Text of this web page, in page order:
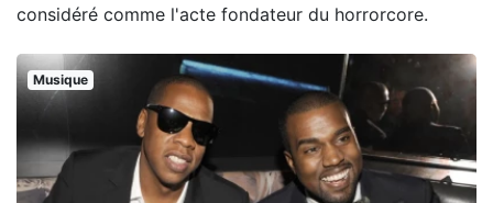
considéré comme l'acte fondateur du horrorcore.
Musique